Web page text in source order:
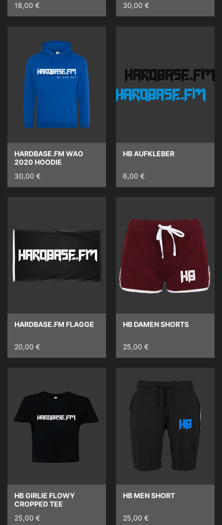
18,00 €
30,00 €
HARDBASE.FM WAO
2020 HOODIE
30,00 €
HB AUFKLEBER
6,00 €
HARDBASE.FM FLAGGE
20,00 €
HB DAMEN SHORTS
25,00 €
HB GIRLIE FLOWY
CROPPED TEE
25,00 €
HB MEN SHORT
25,00 €